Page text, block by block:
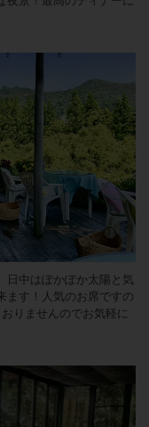
日中はぽかぽか太陽と気
ます！人気のお席ですの
りませんのでお気軽に